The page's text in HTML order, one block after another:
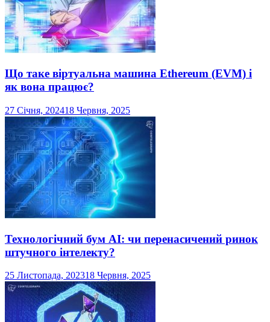
Що таке віртуальна машина Ethereum (EVM) і
як вона працює?
27 Січня, 202418 Червня, 2025
Технологічний бум AI: чи перенасичений ринок
штучного інтелекту?
25 Листопада, 202318 Червня, 2025